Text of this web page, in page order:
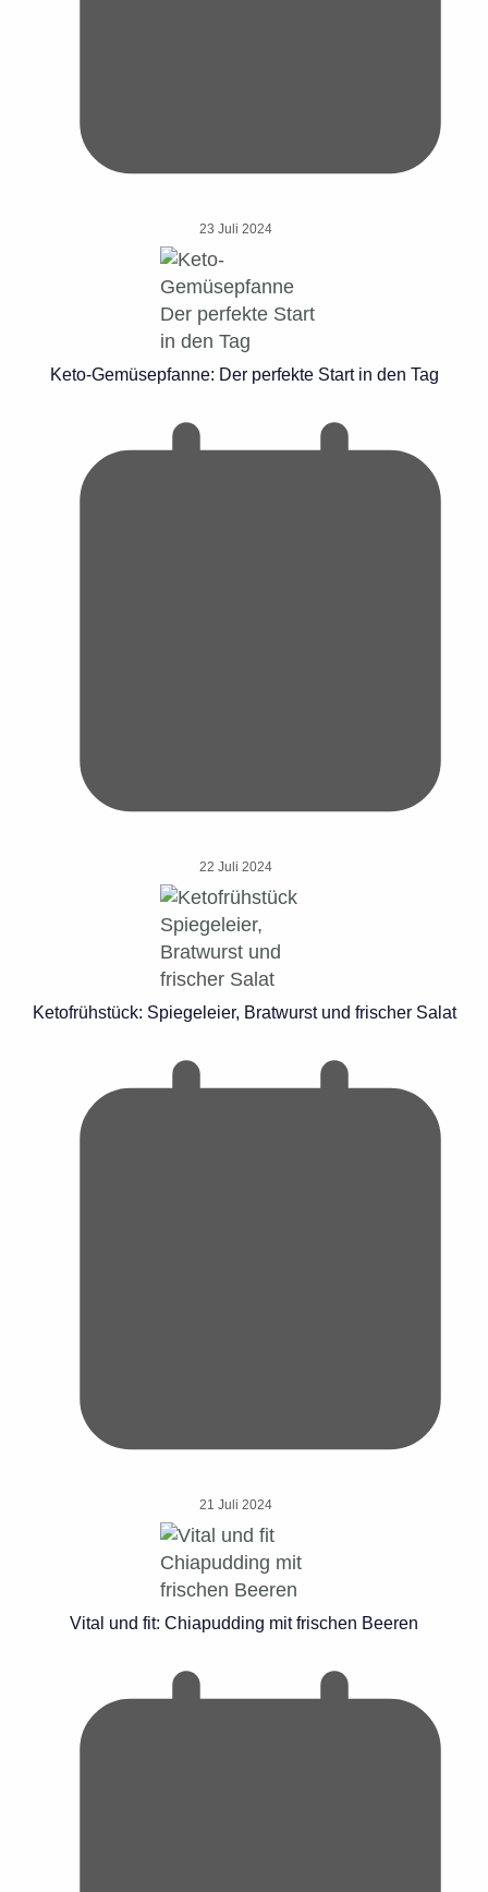
23 Juli 2024
Keto-Gemüsepfanne: Der perfekte Start in den Tag
22 Juli 2024
Ketofrühstück: Spiegeleier, Bratwurst und frischer Salat
21 Juli 2024
Vital und fit: Chiapudding mit frischen Beeren